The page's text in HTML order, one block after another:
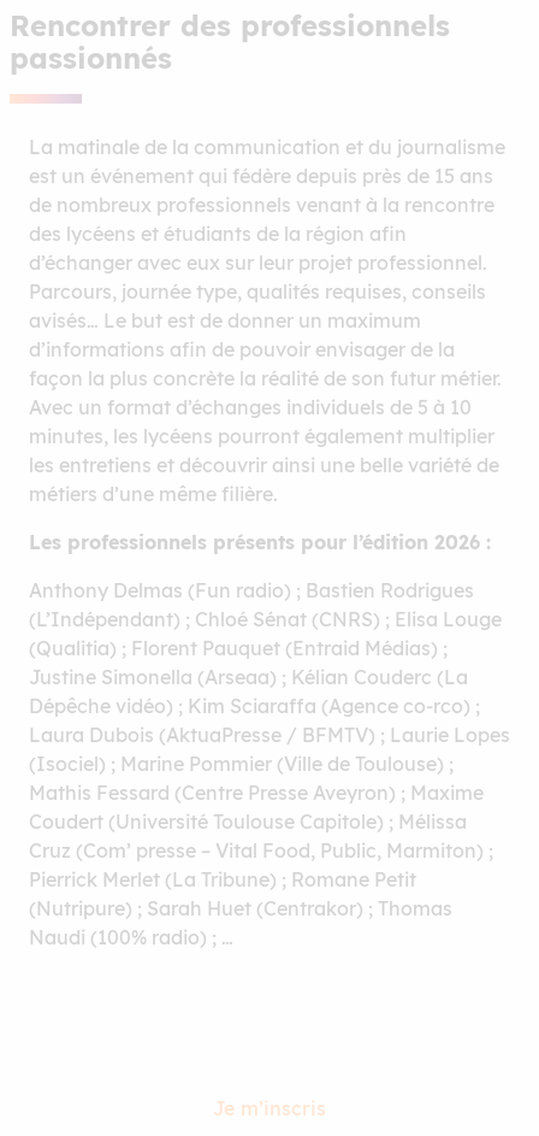
Rencontrer des professionnels
passionnés
La matinale de la communication et du journalisme
est un événement qui fédère depuis près de 15 ans
de nombreux professionnels venant à la rencontre
des lycéens et étudiants de la région afin
d’échanger avec eux sur leur projet professionnel.
Parcours, journée type, qualités requises, conseils
avisés… Le but est de donner un maximum
d’informations afin de pouvoir envisager de la
façon la plus concrète la réalité de son futur métier.
Avec un format d’échanges individuels de 5 à 10
minutes, les lycéens pourront également multiplier
les entretiens et découvrir ainsi une belle variété de
métiers d’une même filière.
Les professionnels présents pour l’édition 2026 :
Anthony Delmas (Fun radio) ; Bastien Rodrigues
(L’Indépendant) ; Chloé Sénat (CNRS) ; Elisa Louge
(Qualitia) ; Florent Pauquet (Entraid Médias) ;
Justine Simonella (Arseaa) ; Kélian Couderc (La
Dépêche vidéo) ; Kim Sciaraffa (Agence co-rco) ;
Laura Dubois (AktuaPresse / BFMTV) ; Laurie Lopes
(Isociel) ; Marine Pommier (Ville de Toulouse) ;
Mathis Fessard (Centre Presse Aveyron) ; Maxime
Coudert (Université Toulouse Capitole) ; Mélissa
Cruz (Com’ presse – Vital Food, Public, Marmiton) ;
Pierrick Merlet (La Tribune) ; Romane Petit
(Nutripure) ; Sarah Huet (Centrakor) ; Thomas
Naudi (100% radio) ; …
Je m’inscris